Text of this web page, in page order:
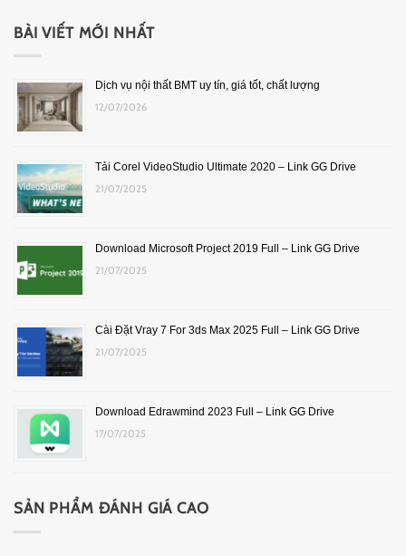
BÀI VIẾT MỚI NHẤT
Dịch vụ nội thất BMT uy tín, giá tốt, chất lượng
12/07/2026
Tải Corel VideoStudio Ultimate 2020 – Link GG Drive
21/07/2025
Download Microsoft Project 2019 Full – Link GG Drive
21/07/2025
Cài Đặt Vray 7 For 3ds Max 2025 Full – Link GG Drive
21/07/2025
Download Edrawmind 2023 Full – Link GG Drive
17/07/2025
SẢN PHẨM ĐÁNH GIÁ CAO